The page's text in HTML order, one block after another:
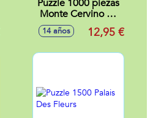
Puzzle 1000 piezas
Monte Cervino en
Otoño
14 años 12,95 €